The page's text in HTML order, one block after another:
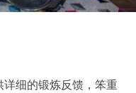
细的锻炼反馈，笨重